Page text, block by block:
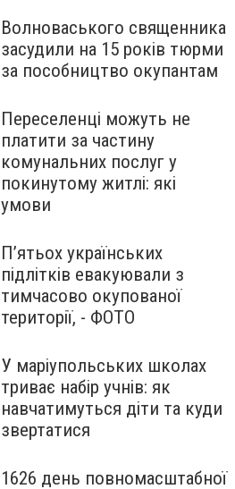
Волноваського священника
засудили на 15 років тюрми
за пособництво окупантам
Переселенці можуть не
платити за частину
комунальних послуг у
покинутому житлі: які
умови
П’ятьох українських
підлітків евакуювали з
тимчасово окупованої
території, - ФОТО
У маріупольських школах
триває набір учнів: як
навчатимуться діти та куди
звертатися
1626 день повномасштабної